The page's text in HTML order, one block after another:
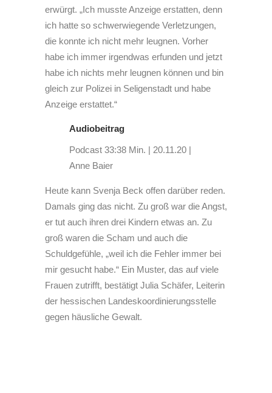
erwürgt. „Ich musste Anzeige erstatten, denn
ich hatte so schwerwiegende Verletzungen,
die konnte ich nicht mehr leugnen. Vorher
habe ich immer irgendwas erfunden und jetzt
habe ich nichts mehr leugnen können und bin
gleich zur Polizei in Seligenstadt und habe
Anzeige erstattet.“
Audiobeitrag
Podcast 33:38 Min. | 20.11.20 |
Anne Baier
Heute kann Svenja Beck offen darüber reden.
Damals ging das nicht. Zu groß war die Angst,
er tut auch ihren drei Kindern etwas an. Zu
groß waren die Scham und auch die
Schuldgefühle, „weil ich die Fehler immer bei
mir gesucht habe.“ Ein Muster, das auf viele
Frauen zutrifft, bestätigt Julia Schäfer, Leiterin
der hessischen Landeskoordinierungsstelle
gegen häusliche Gewalt.